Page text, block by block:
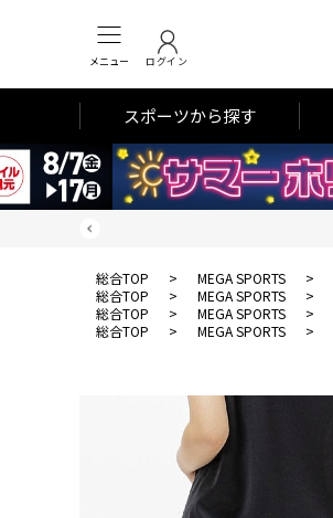
メニュー ログイン
スポーツから探す
総合TOP > MEGA SPORTS >
総合TOP
> MEGA SPORTS >
総合TOP
> MEGA SPORTS >
総合TOP
> MEGA SPORTS >